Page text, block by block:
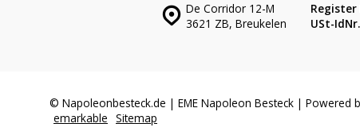
De Corridor 12-M
3621 ZB, Breukelen
Register
USt-
© Napoleonbesteck.de | EME Napoleon Besteck | Powered
emarkable Sitemap